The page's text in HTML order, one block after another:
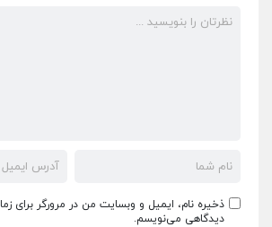
ذخیره نام، ایمیل و وبسایت من در مرورگر برای
دیدگاهی می‌نویسم.